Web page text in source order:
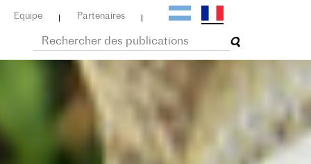
Equipe Partenaires